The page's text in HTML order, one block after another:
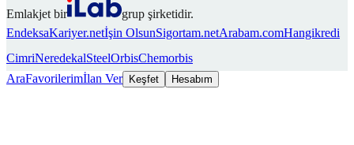
Emlakjet bir
grup şirketidir.
EndeksaKariyer.netİşin OlsunSigortam.netArabam.comHangikredi
CimriNeredekalSteelOrbisChemorbis
AraFavorilerimİlan Ver Keşfet Hesabım